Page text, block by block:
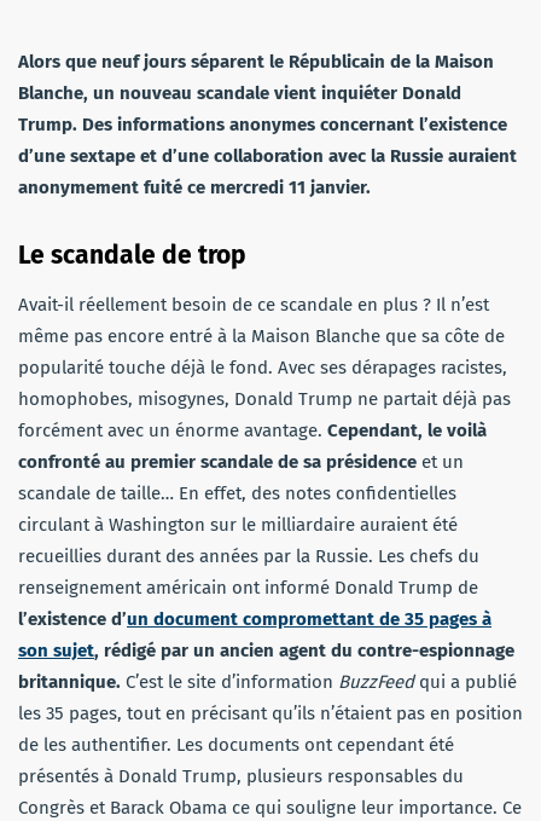
Alors que neuf jours séparent le Républicain de la Maison
Blanche, un nouveau scandale vient inquiéter Donald
Trump. Des informations anonymes concernant l’existence
d’une sextape et d’une collaboration avec la Russie auraient
anonymement fuité ce mercredi 11 janvier.
Le scandale de trop
Avait-il réellement besoin de ce scandale en plus ? Il n’est
même pas encore entré à la Maison Blanche que sa côte de
popularité touche déjà le fond. Avec ses dérapages racistes,
homophobes, misogynes, Donald Trump ne partait déjà pas
forcément avec un énorme avantage. Cependant, le voilà
confronté au premier scandale de sa présidence et un
scandale de taille… En effet, des notes confidentielles
circulant à Washington sur le milliardaire auraient été
recueillies durant des années par la Russie. Les chefs du
renseignement américain ont informé Donald Trump de
l’existence d’un document compromettant de 35 pages à
son sujet, rédigé par un ancien agent du contre-espionnage
britannique. C’est le site d’information BuzzFeedqui a publié
les 35 pages, tout en précisant qu’ils n’étaient pas en position
de les authentifier. Les documents ont cependant été
présentés à Donald Trump, plusieurs responsables du
Congrès et Barack Obama ce qui souligne leur importance. Ce